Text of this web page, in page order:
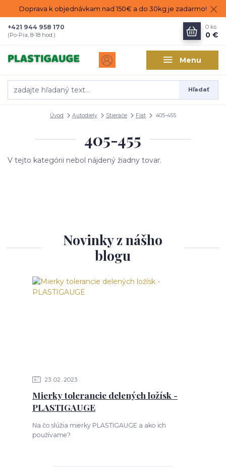
Doprava k objednávkam nad 150€ a do 30kg je zadarmo!
Menu
Hľadať
+421 944 958 170
(Po-Pia, 8-18 hod.)
0 ks
0 €
Úvod Autodiely Stierače Flat 405-455
405-455
V tejto kategórii nebol nájdený žiadny tovar.
Novinky z nášho
blogu
23 02 2023
Mierky tolerancie delených ložísk -
PLASTIGAUGE
Na čo slúžia mierky PLASTIGAUGE a ako ich
používame?